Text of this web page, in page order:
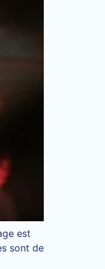
est
sont de